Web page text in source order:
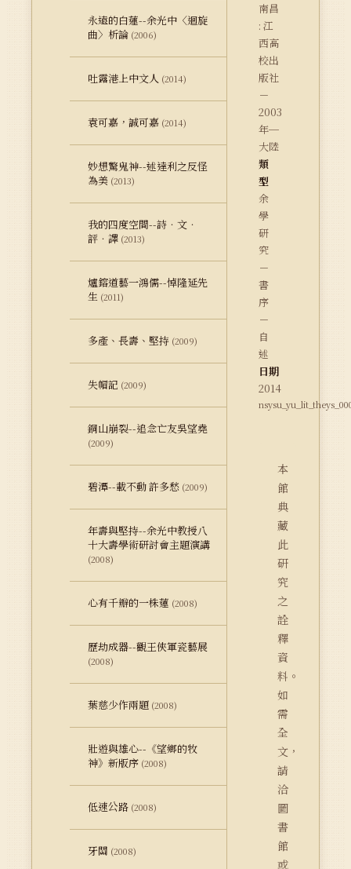
永遠的白蓮--余光中〈迴旋
曲〉析論 (2006)
吐露港上中文人 (2014)
袁可嘉，誠可嘉 (2014)
妙想驚鬼神--述達利之反怪
為美 (2013)
我的四度空間--詩．文．
評．譯 (2013)
爐鎔道藝一鴻儒--悼隆延先
生 (2011)
多產、長壽、堅持 (2009)
失帽記 (2009)
銅山崩裂--追念亡友吳望堯
(2009)
碧潭--載不動 許多愁 (2009)
年壽與堅持--余光中教授八
十大壽學術研討會主題演講
(2008)
心有千瓣的一株蓮 (2008)
歷劫成器--觀王俠軍瓷藝展
(2008)
葉慈少作兩題 (2008)
壯遊與雄心--《望鄉的牧
神》新版序 (2008)
低速公路 (2008)
牙關 (2008)
南昌
: 江
西高
校出
版社
－
2003
年─
大陸
類
型
余
學
研
究
－
書
序
－
自
述
日期
2014
本
館
典
藏
此
研
究
之
詮
釋
資
料。
如
需
全
文，
請
洽
圖
書
館
或